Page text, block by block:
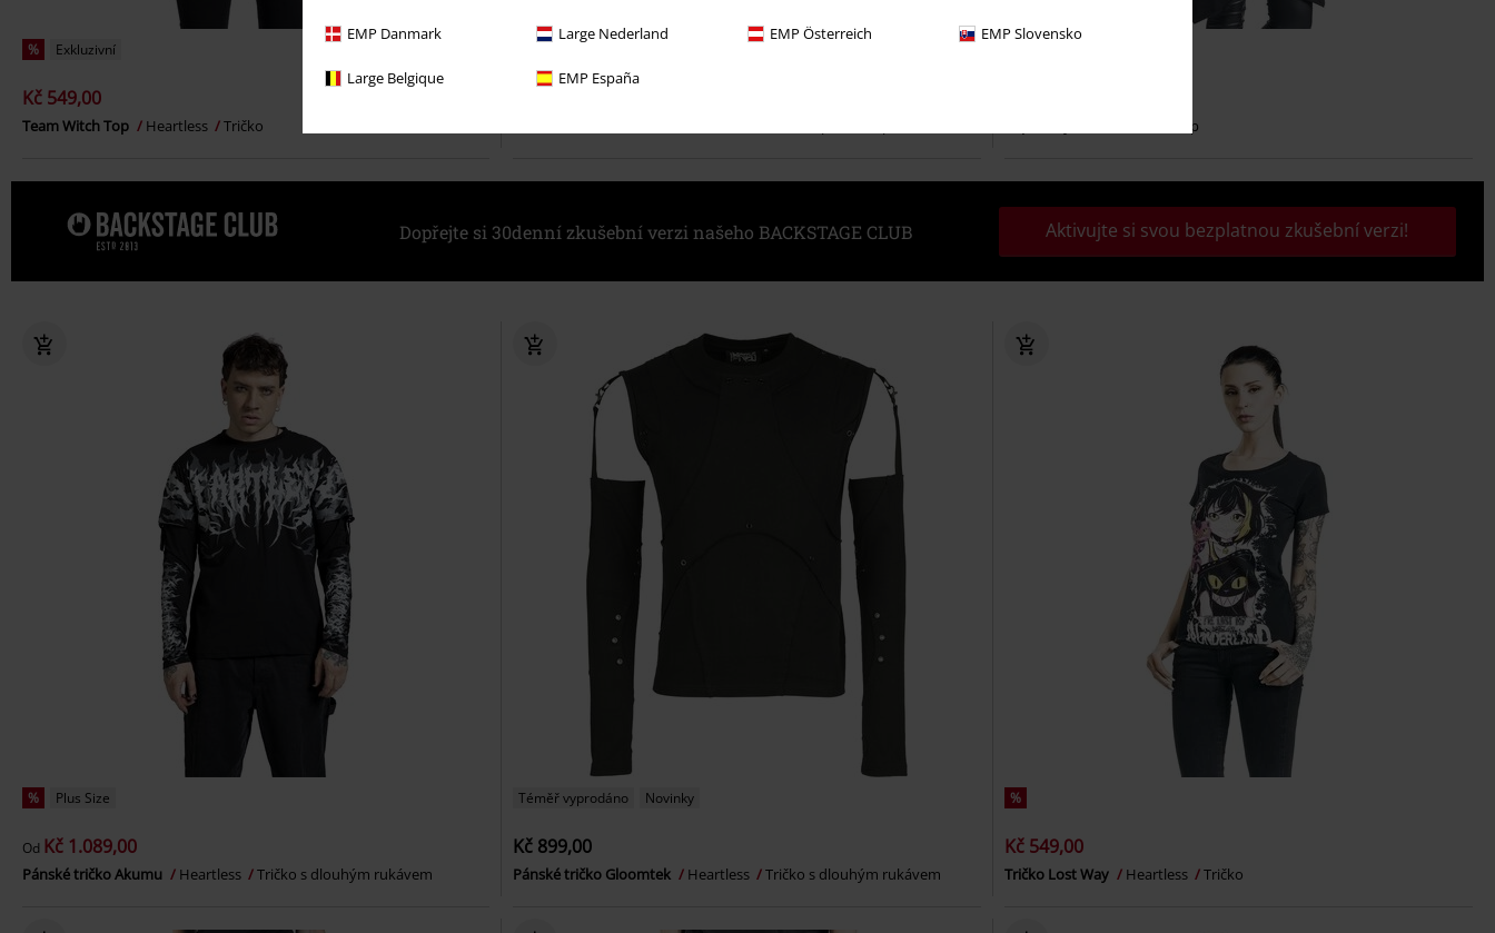
EMP Danmark Large Nederland EMP Österreich EMP Slovensko
Large Belgique EMP España
% Exkluzivní
Kč 549,00
Team Witch Top Heartless Tričko Top
Dopřejte si 30denní zkušební verzi našeho BACKSTAGE CLUB Aktivujte si svou bezplatnou zkušební verzi!
% Plus Size
Od Kč 1.089,00
Pánské tričko Akumu Heartless Tričko s dlouhým rukávem
Téměř vyprodáno Novinky
Kč 899,00
Pánské tričko Gloomtek Heartless Tričko s dlouhým rukávem
%
Kč 549,00
Tričko Lost Way Heartless Tričko